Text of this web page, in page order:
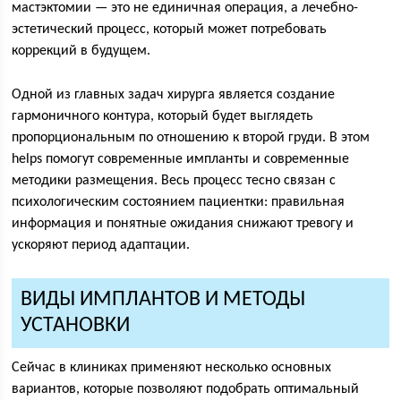
мастэктомии — это не единичная операция, а лечебно-
эстетический процесс, который может потребовать
коррекций в будущем.
Одной из главных задач хирурга является создание
гармоничного контура, который будет выглядеть
пропорциональным по отношению к второй груди. В этом
helps помогут современные импланты и современные
методики размещения. Весь процесс тесно связан с
психологическим состоянием пациентки: правильная
информация и понятные ожидания снижают тревогу и
ускоряют период адаптации.
ВИДЫ ИМПЛАНТОВ И МЕТОДЫ
УСТАНОВКИ
Сейчас в клиниках применяют несколько основных
вариантов, которые позволяют подобрать оптимальный